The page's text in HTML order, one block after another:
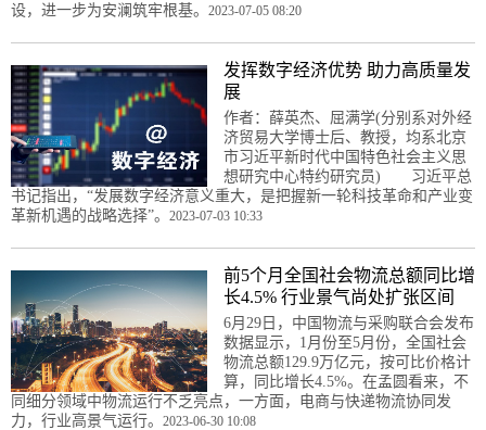
设，进一步为安澜筑牢根基。 2023-07-05 08:20
发挥数字经济优势 助力高质量发
展
作者：薛英杰、屈满学(分别系对外经
济贸易大学博士后、教授，均系北京
市习近平新时代中国特色社会主义思
想研究中心特约研究员) 习近平总
书记指出，“发展数字经济意义重大，是把握新一轮科技革命和产业变
革新机遇的战略选择”。 2023-07-03 10:33
前5个月全国社会物流总额同比增
长4.5% 行业景气尚处扩张区间
6月29日，中国物流与采购联合会发布
数据显示，1月份至5月份，全国社会
物流总额129.9万亿元，按可比价格计
算，同比增长4.5%。在孟圆看来，不
同细分领域中物流运行不乏亮点，一方面，电商与快递物流协同发
力，行业高景气运行。 2023-06-30 10:08